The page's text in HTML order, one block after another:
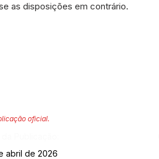
as disposições em contrário.
oficial.
abril de 2026